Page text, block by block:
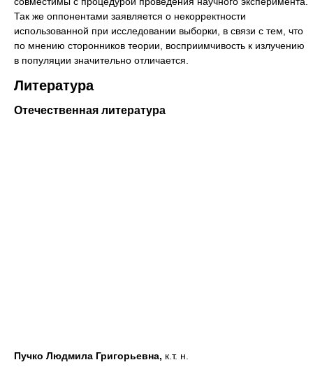
Так же оппонентами заявляется о некорректности
использованной при исследовании выборки, в связи с тем, что
по мнению сторонников теории, восприимчивость к излучению
в популяции значительно отличается.
Литература
Отечественная литература
Пучко Людмила Григорьевна, к.т. н.